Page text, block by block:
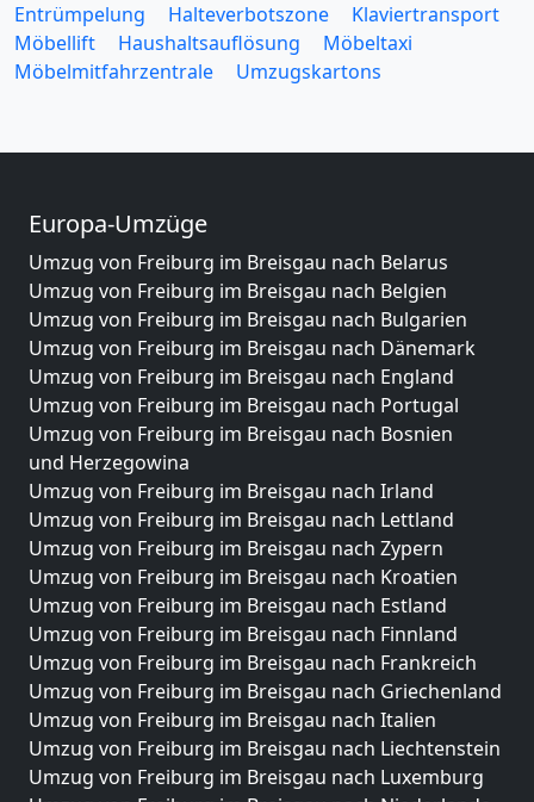
Entrümpelung
Halteverbotszone
Klaviertransport
Möbellift
Haushaltsauflösung
Möbeltaxi
Möbelmitfahrzentrale
Umzugskartons
Europa-Umzüge
Umzug von Freiburg im Breisgau nach Belarus
Umzug von Freiburg im Breisgau nach Belgien
Umzug von Freiburg im Breisgau nach Bulgarien
Umzug von Freiburg im Breisgau nach Dänemark
Umzug von Freiburg im Breisgau nach England
Umzug von Freiburg im Breisgau nach Portugal
Umzug von Freiburg im Breisgau nach Bosnien
und Herzegowina
Umzug von Freiburg im Breisgau nach Irland
Umzug von Freiburg im Breisgau nach Lettland
Umzug von Freiburg im Breisgau nach Zypern
Umzug von Freiburg im Breisgau nach Kroatien
Umzug von Freiburg im Breisgau nach Estland
Umzug von Freiburg im Breisgau nach Finnland
Umzug von Freiburg im Breisgau nach Frankreich
Umzug von Freiburg im Breisgau nach Griechenland
Umzug von Freiburg im Breisgau nach Italien
Umzug von Freiburg im Breisgau nach Liechtenstein
Umzug von Freiburg im Breisgau nach Luxemburg